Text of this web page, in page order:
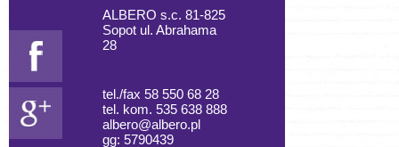
ALBERO s.c. 81-825
Sopot ul. Abrahama
28
tel./fax 58 550 68 28
tel. kom. 535 638 888
albero@albero.pl
gg: 5790439